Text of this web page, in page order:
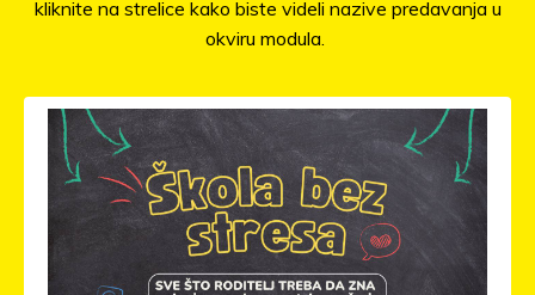
kliknite na strelice kako biste videli nazive predavanja u
okviru modula.